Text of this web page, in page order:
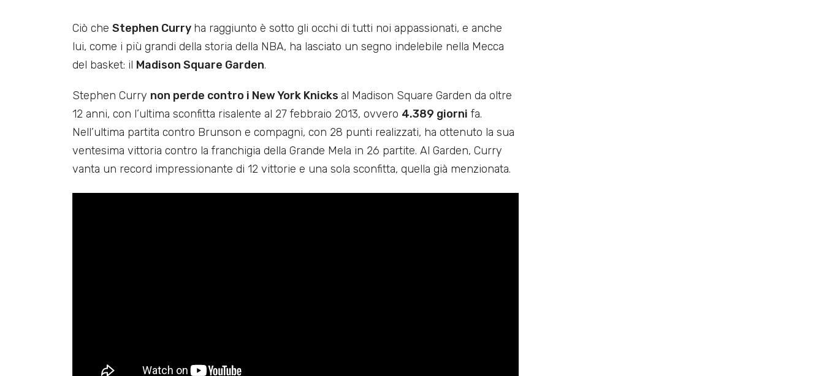
Ciò che Stephen Curry ha raggiunto è sotto gli occhi di tutti noi appassionati, e anche
lui, come i più grandi della storia della NBA, ha lasciato un segno indelebile nella Mecca
del basket: il Madison Square Garden.
Stephen Curry non perde contro i New York Knicks al Madison Square Garden da oltre
12 anni, con l’ultima sconfitta risalente al 27 febbraio 2013, ovvero 4.389 giorni fa.
Nell’ultima partita contro Brunson e compagni, con 28 punti realizzati, ha ottenuto la sua
ventesima vittoria contro la franchigia della Grande Mela in 26 partite. Al Garden, Curry
vanta un record impressionante di 12 vittorie e una sola sconfitta, quella già menzionata.